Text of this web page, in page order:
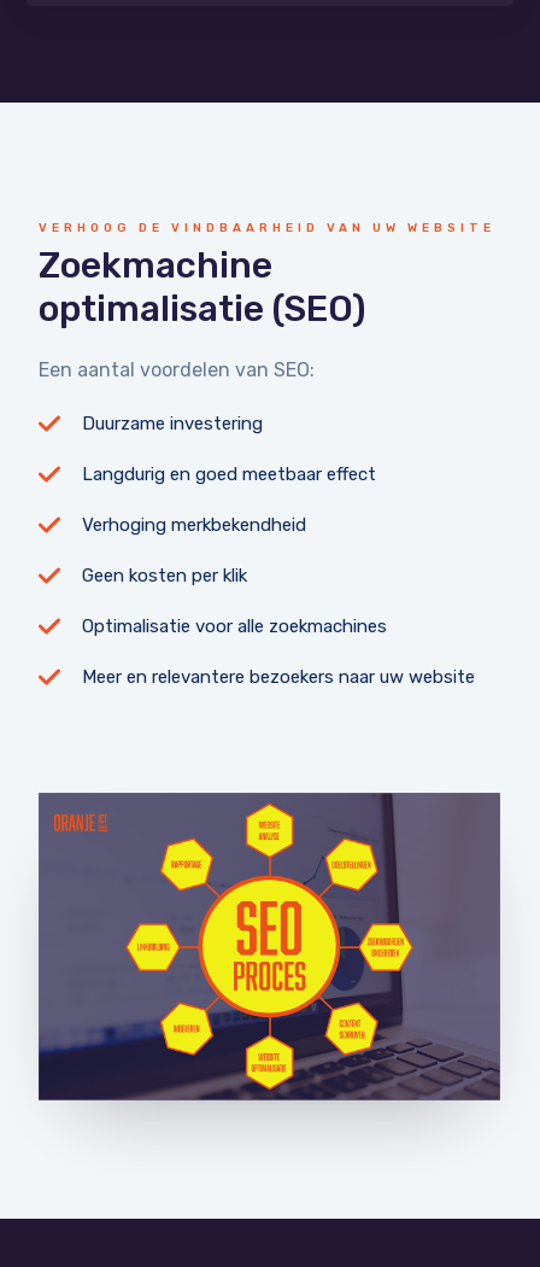
VERHOOG DE VINDBAARHEID VAN UW WEBSITE
Zoekmachine
optimalisatie (SEO)
Een aantal voordelen van SEO:
Duurzame investering
Langdurig en goed meetbaar effect
Verhoging merkbekendheid
Geen kosten per klik
Optimalisatie voor alle zoekmachines
Meer en relevantere bezoekers naar uw website